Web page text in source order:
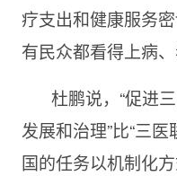
疗支出和健康服务
有民众都看得上病、
杜鹏说，“促进
发展和治理”比“三
国的任务以机制化